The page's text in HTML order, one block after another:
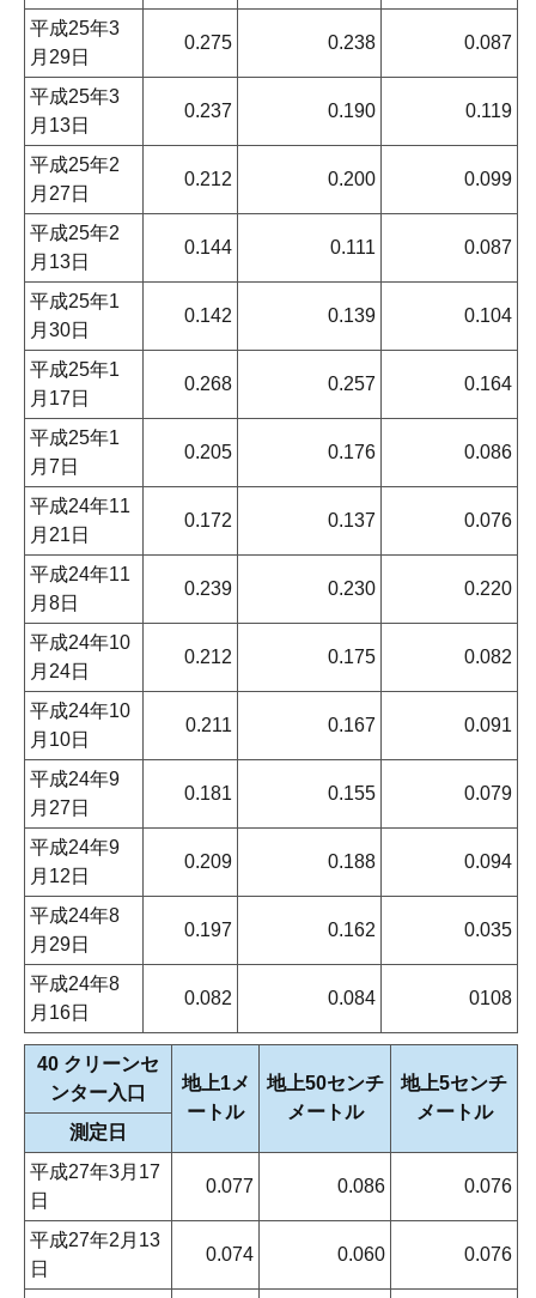
平成25年3
月29日
0.275 0.238 0.087
平成25年3
月13日
0.237 0.190 0.119
平成25年2
月27日
0.212 0.200 0.099
平成25年2
月13日
0.144 0.111 0.087
平成25年1
月30日
0.142 0.139 0.104
平成25年1
月17日
0.268 0.257 0.164
平成25年1
月7日
0.205 0.176 0.086
平成24年11
月21日
0.172 0.137 0.076
平成24年11
月8日
0.239 0.230 0.220
平成24年10
月24日
0.212 0.175 0.082
平成24年10
月10日
0.211 0.167 0.091
平成24年9
月27日
0.181 0.155 0.079
平成24年9
月12日
0.209 0.188 0.094
平成24年8
月29日
0.197 0.162 0.035
平成24年8
月16日
0.082 0.084 0108
40 クリーンセ
ンター入口
地上1メ
ートル
地上50センチ
メートル
地上5センチ
メートル
測定日
平成27年3月17
日
0.077 0.086 0.076
平成27年2月13
日
0.074 0.060 0.076